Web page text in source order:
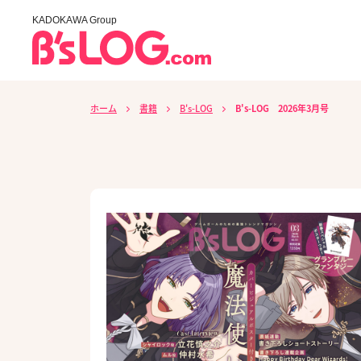
KADOKAWA Group
ホーム 書籍 B's-LOG B's-LOG 2026年3月号